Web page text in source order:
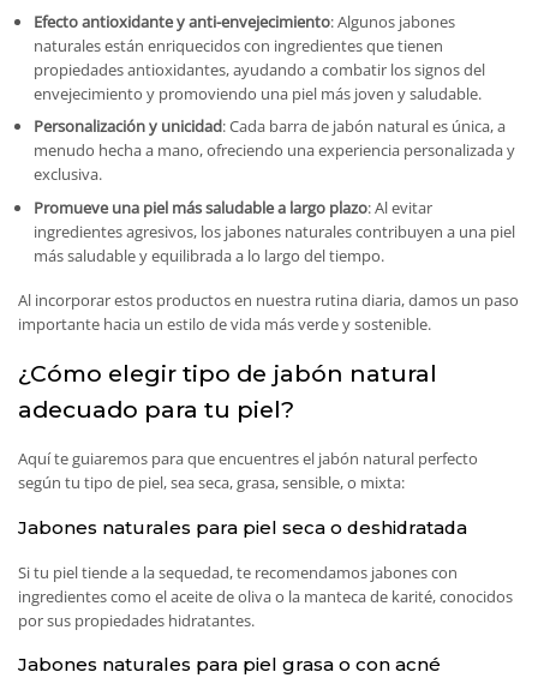
Efecto antioxidante y anti-envejecimiento: Algunos jabones
naturales están enriquecidos con ingredientes que tienen
propiedades antioxidantes, ayudando a combatir los signos del
envejecimiento y promoviendo una piel más joven y saludable.
Personalización y unicidad: Cada barra de jabón natural es única, a
menudo hecha a mano, ofreciendo una experiencia personalizada y
exclusiva.
Promueve una piel más saludable a largo plazo: Al evitar
ingredientes agresivos, los jabones naturales contribuyen a una piel
más saludable y equilibrada a lo largo del tiempo.
Al incorporar estos productos en nuestra rutina diaria, damos un paso
importante hacia un estilo de vida más verde y sostenible.
¿Cómo elegir tipo de jabón natural
adecuado para tu piel?
Aquí te guiaremos para que encuentres el jabón natural perfecto
según tu tipo de piel, sea seca, grasa, sensible, o mixta:
Jabones naturales para piel seca o deshidratada
Si tu piel tiende a la sequedad, te recomendamos jabones con
ingredientes como el aceite de oliva o la manteca de karité, conocidos
por sus propiedades hidratantes.
Jabones naturales para piel grasa o con acné